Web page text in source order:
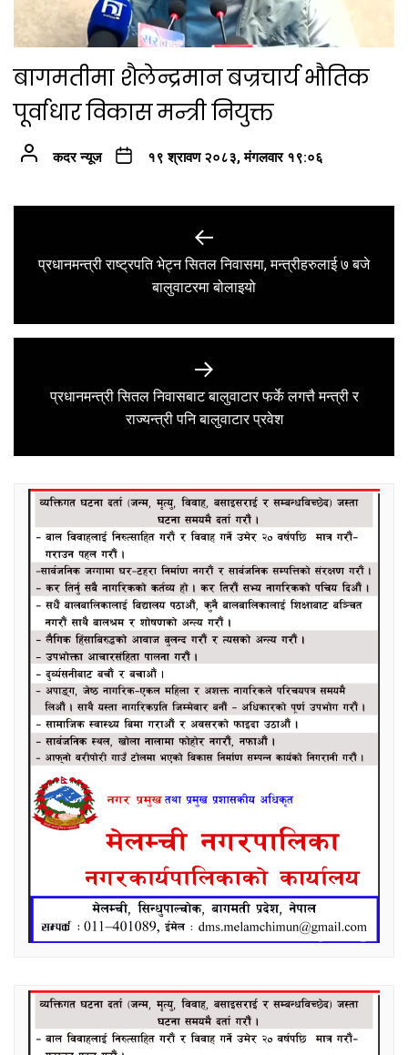
बागमतीमा शैलेन्द्रमान बज्रचार्य भौतिक
पूर्वाधार विकास मन्त्री नियुक्त
कदर न्यूज १९ श्रावण २०८३, मंगलवार १९:०६
navigation
Previous
post:
प्रधानमन्त्री राष्ट्रपति भेट्न सितल निवासमा, मन्त्रीहरुलाई ७ बजे
बालुवाटरमा बोलाइयो
Next
post:
प्रधानमन्त्री सितल निवासबाट बालुवाटार फर्के लगत्तै मन्त्री र
राज्यन्त्री पनि बालुवाटार प्रवेश